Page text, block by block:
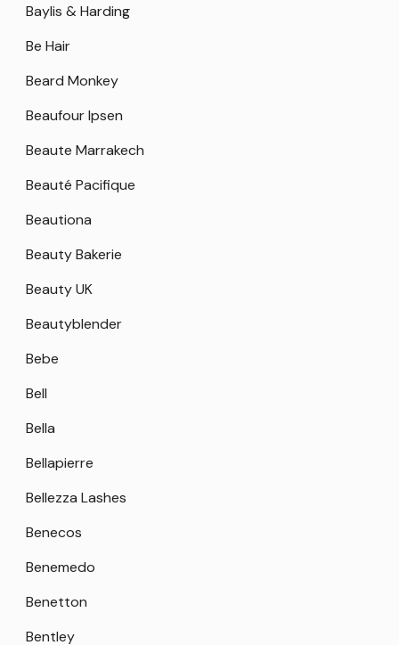
Baylis & Harding
Be Hair
Beard Monkey
Beaufour Ipsen
Beaute Marrakech
Beauté Pacifique
Beautiona
Beauty Bakerie
Beauty UK
Beautyblender
Bebe
Bell
Bella
Bellapierre
Bellezza Lashes
Benecos
Benemedo
Benetton
Bentley